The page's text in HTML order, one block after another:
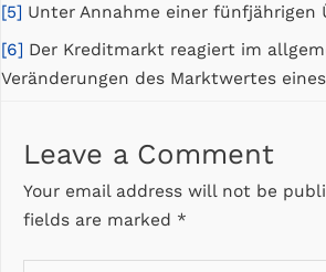
[5] Unter Annahme einer fünfjährigen
[6] Der Kreditmarkt reagiert im
Veränderungen des Marktwertes
Leave a Comment
Your email address will not be
fields are marked *